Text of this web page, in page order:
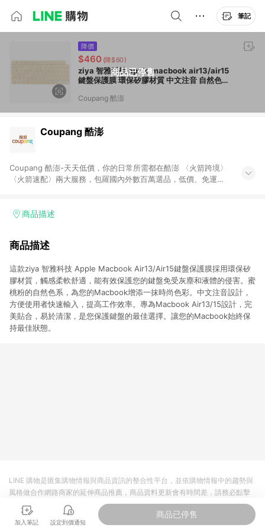
筆記
商品已停售
降價
$460 (降$60)
ziya 智雅科技 apple macbook air13/air15
鍵盤保護膜 環保矽膠材質 中文注音 自然色系
Coupang 酷澎
Coupang 酷澎
Coupang 酷澎-天天低價，你的日常所需都在酷澎 〈火箭跨境〉
〈火箭速配〉兩大服務，包羅國內外數百萬選品，低價、免運，
加入WOW會員告別湊免運，火箭速配、火箭跨境優質選品不限金
商品描述
商品描述
這款ziya 智雅科技 Apple Macbook Air13/Air15鍵盤保護膜採用環保矽
膠材質，觸感柔軟舒適，能有效保護您的鍵盤免受灰塵和液體的侵害。蜜
桃粉的自然色系，為您的Macbook增添一抹時尚色彩。中文注音設計，
方便使用者快速輸入，提高工作效率。專為Macbook Air13/15設計，完
美貼合，易於清潔，是您保護鍵盤的最佳選擇。讓您的Macbook始終保
持最佳狀態。
加入筆記 設定到價通知
商品已停售
LINE 購物是匯集購物情報與商品資訊的整合性平台，並依購物情報中的趨勢與
風格做合作網路商家的延伸商品推薦，商品資料更新會有時間差，請務必點擊
商品至各合作網路商家，確認現售價與購物條件，一切資訊以合作廠商網頁為
準。